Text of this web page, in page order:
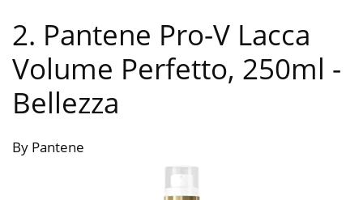
2. Pantene Pro-V Lacca
Volume Perfetto, 250ml -
Bellezza
By Pantene